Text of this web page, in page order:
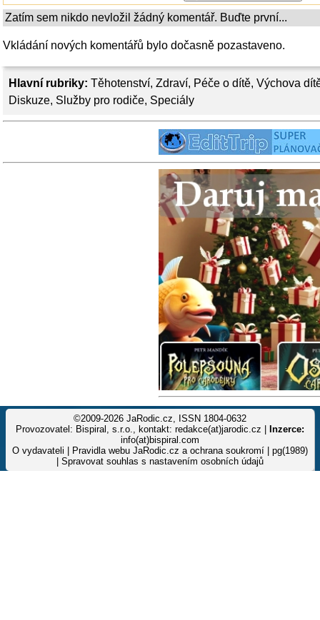
Hlavní rubriky: Těhotenství, Zdraví, Péče o dítě, Výchova
Diskuze, Služby pro rodiče, Speciály
Zatím sem nikdo nevložil žádný komentář. Buďte první...
Vkládání nových komentářů bylo dočasně pozastaveno.
©2009-2026 JaRodic.cz, ISSN 1804-0632
Provozovatel: Bispiral, s.r.o., kontakt: redakce(at)jarodic.cz |
Inzerce:
info(at)bispiral.com
O vydavateli
Pravidla webu JaRodic.cz a ochrana soukromí | pg(1989)
Spravovat souhlas s nastavením osobních údajů